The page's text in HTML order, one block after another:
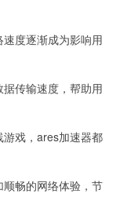
度逐渐成为影响用
传输速度，帮助用
戏，ares加速器都
畅的网络体验，节